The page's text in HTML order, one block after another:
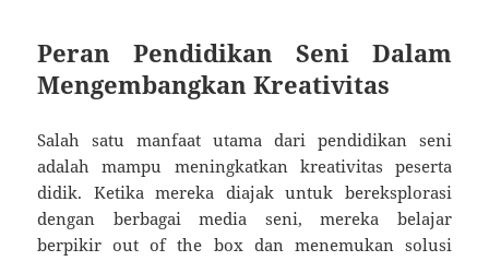
Peran Pendidikan Seni Dalam
Mengembangkan Kreativitas
Salah satu manfaat utama dari pendidikan seni
adalah mampu meningkatkan kreativitas peserta
didik. Ketika mereka diajak untuk bereksplorasi
dengan berbagai media seni, mereka belajar
berpikir out of the box dan menemukan solusi